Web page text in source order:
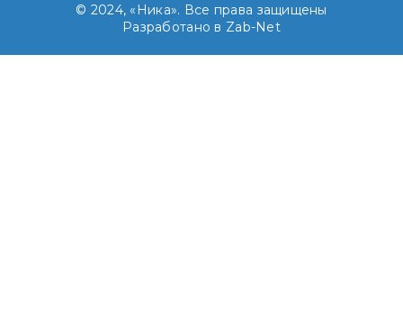
© 2024, «Ника». Все права защищены
Разработано в Zab-Net